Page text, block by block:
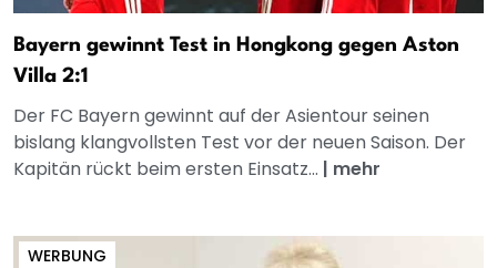
Bayern gewinnt Test in Hongkong gegen Aston
Villa 2:1
Der FC Bayern gewinnt auf der Asientour seinen
bislang klangvollsten Test vor der neuen Saison. Der
Kapitän rückt beim ersten Einsatz... | mehr
WERBUNG